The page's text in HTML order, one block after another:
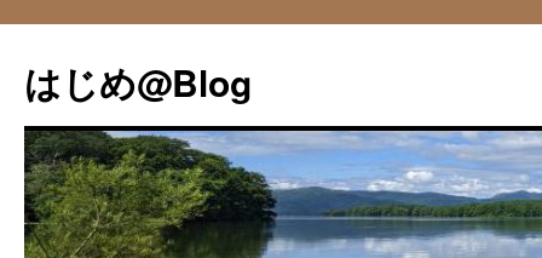
テ
ン
へ
ス
キ
ッ
プ
はじめ@Blog